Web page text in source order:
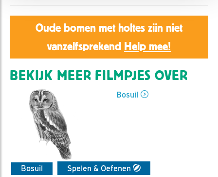
Oude bomen met holtes zijn niet
vanzelfsprekend Help mee!
BEKIJK MEER FILMPJES OVER
Bosuil
Bosuil
Spelen & Oefenen